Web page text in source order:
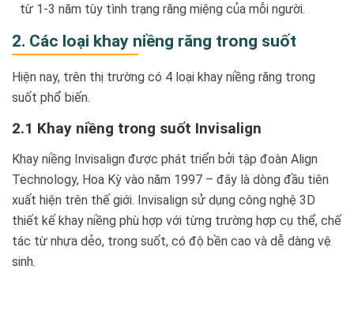
từ 1-3 năm tùy tình trạng răng miệng của mỗi người.
2. Các loại khay niềng răng trong suốt
Hiện nay, trên thị trường có 4 loại khay niềng răng trong
suốt phổ biến.
2.1 Khay niềng trong suốt Invisalign
Khay niềng Invisalign được phát triển bởi tập đoàn Align
Technology, Hoa Kỳ vào năm 1997 – đây là dòng đầu tiên
xuất hiện trên thế giới. Invisalign sử dụng công nghệ 3D
thiết kế khay niềng phù hợp với từng trường hợp cụ thể, chế
tác từ nhựa dẻo, trong suốt, có độ bền cao và dễ dàng vệ
sinh.